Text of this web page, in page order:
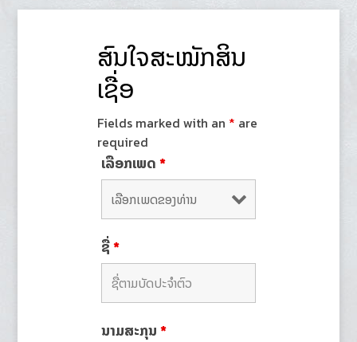
ສົນໃຈສະໝັກສິນ
ເຊື່ອ
Fields marked with an * are
required
ເລືອກເພດ*
ຊື່*
ນາມສະກຸນ*